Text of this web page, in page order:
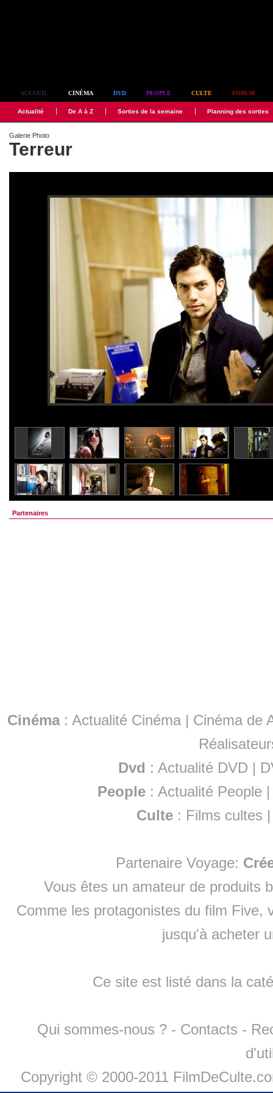
ACCUEIL CINÉMA DVD PEOPLE CULTE FORUM
Actualité De A à Z Sorties de la semaine Planning des sorties
Galerie Photo
Terreur
Partenaires
Cinéma: Actualité Cinéma | Cinéma de
Dvd : Actualité DVD |
People :Actualité People
Culte : Films cultes
Partenaire Voyage:
Vous êtes un amateur de produits
Comme les protagonistes du film Five,
jusqu'à acheter
Ce site est listé dans la
Qui sommes-nous ? - Contacts -
Copyright © 2000-2011